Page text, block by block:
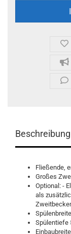
Beschreibung
Fließende,
Großes
Optional: -
als
Spülentiefe